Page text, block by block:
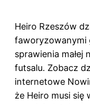
Heiro Rzeszów
faworyzowanymi
sprawienia małej
futsalu. Zobacz
internetowe
że Heiro musi się